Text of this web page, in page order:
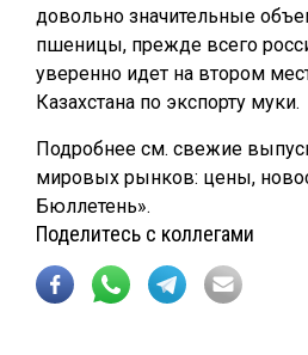
довольно значительные
пшеницы, прежде всего
уверенно идет на втором
Казахстана по экспорту муки.
Подробнее см. свежие
мировых рынков: цены,
Бюллетень».
Поделитесь с коллегами